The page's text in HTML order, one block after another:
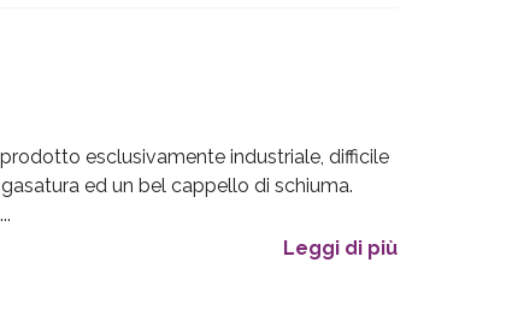
esclusivamente industriale, difficile
ed un bel cappello di schiuma.
Leggi di più